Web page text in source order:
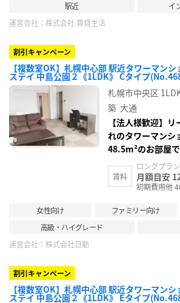
駅近
イ
運営会社： 株式会社 賃貸生活
割引キャンペーン
【複数室OK】札幌中心部 駅近タワーマン
ステイ 中島公園２《1LDK》 Cタイプ
札幌市中央区
築 大通
【法人様歓迎】
れのタワーマン
48.5m²のお部屋
賃料
ロングプラン
月額目安
初期費用他
女性向け ファミリー向け
高級・ハイグレード
運営会社： 株式会社日動
割引キャンペーン
【複数室OK】札幌中心部 駅近タワーマン
ステイ 中島公園２《1LDK》 Eタイプ